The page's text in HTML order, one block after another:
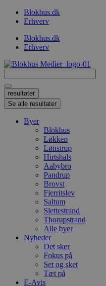
VidereBlokhus.dk
Erhverv
Blokhus.dk
Erhverv
...
resultater
Se alle resultater
Byer
Blokhus
Løkken
Lønstrup
Hirtshals
Aabybro
Pandrup
Brovst
Fjerritslev
Saltum
Slettestrand
Thorupstrand
Alle byer
Nyheder
Det sker
Fokus på
Set og sket
Tæt på
E-Avis